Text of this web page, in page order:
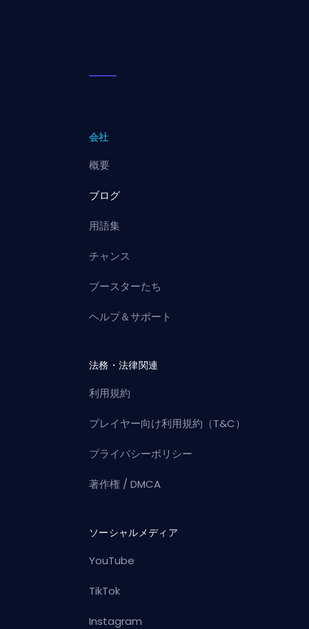
会社
概要
ブログ
用語集
チャンス
ブースターたち
ヘルプ＆サポート
法務・法律関連
利用規約
プレイヤー向け利用規約（T&C）
プライバシーポリシー
著作権 / DMCA
ソーシャルメディア
YouTube
TikTok
Instagram